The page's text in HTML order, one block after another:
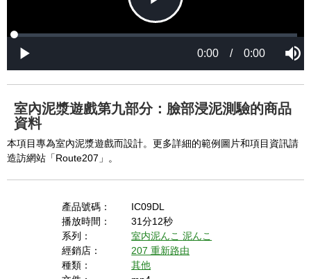
P
l
y
V
a
L
d
0
P
e
s
%
0:00 / 0:00
M
t
室內泥漿遊戲第九部分：臉部浸泥測驗的商品
資料
本項目專為室內泥漿遊戲而設計。更多詳細的範例圖片和項目資訊請
造訪網站「Route207」。
產品號碼：
IC09DL
播放時間：
31分12秒
系列：
室内泥んこ泥んこ
經銷店：
207 重新路由
種類：
其他